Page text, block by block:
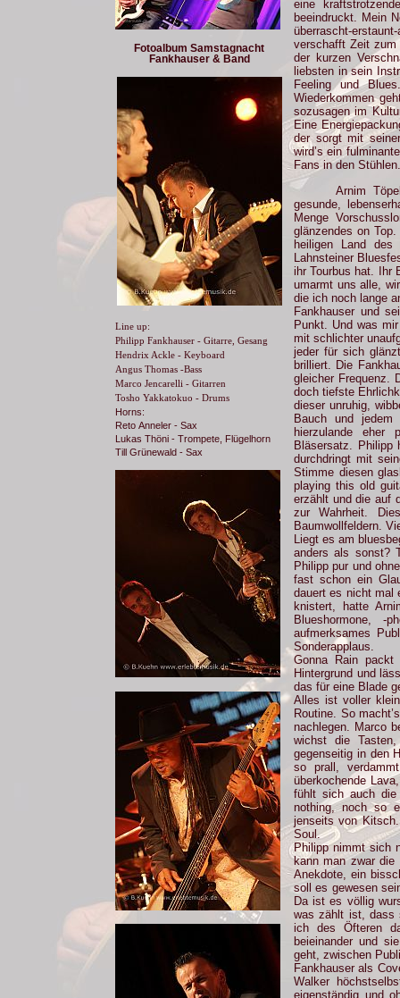
Fotoalbum Samstagnacht
Fankhauser & Band
Line up:
Philipp Fankhauser - Gitarre, Gesang
Hendrix Ackle - Keyboard
Angus Thomas -Bass
Marco Jencarelli - Gitarren
Tosho Yakkatokuo - Drums
Horns:
Reto Anneler - Sax
Lukas Thöni - Trompete, Flügelhorn
Till Grünewald - Sax
eine
beeindruckt. Mein
überrascht-
verschafft Zeit zum
der kurzen
liebsten in sein
Feeling und
Wiederkommen
sozusagen im
Eine
der sorgt mit
wird’s ein
Fans in den Stühlen.
Arnim
gesunde,
Menge
glänzendes on
heiligen Land
Lahnsteiner
ihr Tourbus hat. Ihr
umarmt uns alle,
die ich noch lange
Fankhauser und
Punkt. Und was
mit schlichter
jeder für sich
brilliert. Die
gleicher Frequenz.
doch tiefste
dieser unruhig,
Bauch und
hierzulande eher
Bläsersatz. Philipp
durchdringt mit
Stimme diesen
playing this old
erzählt und die auf
zur Wahrheit.
Baumwollfeldern.
Liegt es am
anders als sonst?
Philipp pur und
fast schon ein
dauert es nicht mal
knistert, hatte
Blueshormone, -
aufmerksames
Sonderapplaus.
Gonna Rain
Hintergrund und
das für eine Blade
Alles ist voller
Routine. So
nachlegen. Marco
wichst die
gegenseitig in den
so prall,
überkochende
fühlt sich auch die
nothing, noch so
jenseits von
Soul.
Philipp nimmt sich
kann man zwar
Anekdote, ein
soll es gewesen
Da ist es völlig
was zählt ist, dass
ich des Öfteren
beieinander und
geht, zwischen
Fankhauser als
Walker
eigenständig und